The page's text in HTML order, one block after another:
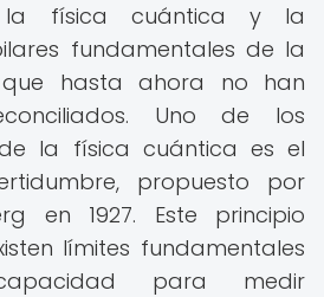
la física cuántica y la
fundamentales de la
hasta ahora no han
Uno de los
la física cuántica es el
propuesto por
en 1927. Este principio
límites fundamentales
para medir